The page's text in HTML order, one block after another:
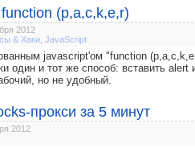
(p,a,c,k,e,r)
2012
& Хаки JavaScript
javascript'ом "function
один и тот же способ: вставить
но не удобный.
прокси за 5 минут
2012